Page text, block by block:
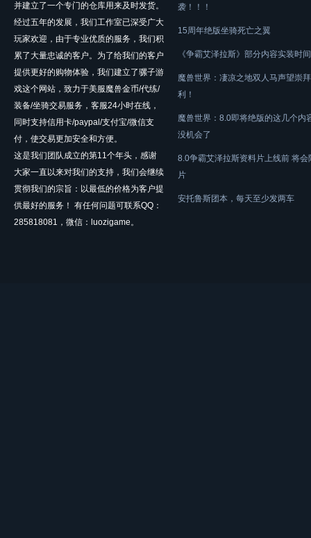
并建立了一个专门的仓库用来及时发货。
经过五年的发展，我们工作室已深受广大
玩家欢迎，由于专业优质的服务，我们积
累了大量忠诚的客户。为了给我们的客户
提供更好的购物体验，我们建立了骡子游
戏这个网站，致力于美服魔兽金币/代练/
装备/坐骑交易服务，客服24小时在线，
同时支持信用卡/paypal/支付宝/微信支
付，使交易更加安全和方便。
这是我们团队成立的第11个年头，感谢
大家一直以来对我们的支持，我们会继续
贯彻我们的宗旨：以最低的价格为客户提
供最好的服务！ 有任何问题可联系QQ：
285818081，微信：luozigame。
袭！！！
15周年绝版坐骑死亡之翼
《争霸艾泽拉斯》部分内容实装时
魔兽世界：凄凉之地双人马声望崇
利！
魔兽世界：8.0即将绝版的这几个内
没机会了
8.0争霸艾泽拉斯资料片上线前 将会
片
安托鲁斯团本，每天至少发两车